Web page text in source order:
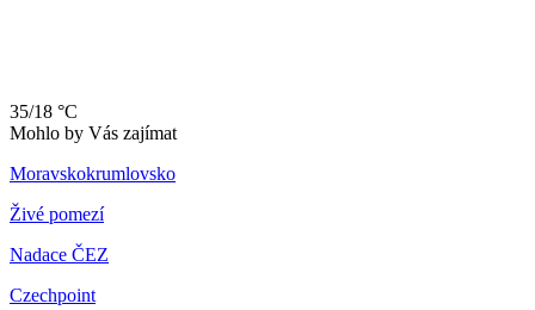
35/18 °C
Mohlo by Vás zajímat
Moravskokrumlovsko
Živé pomezí
Nadace ČEZ
Czechpoint